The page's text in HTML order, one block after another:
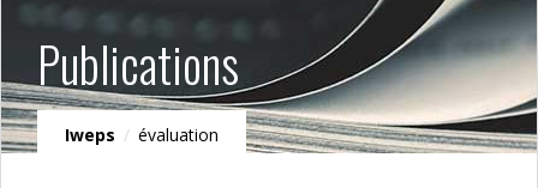
Publications
Iweps / évaluation